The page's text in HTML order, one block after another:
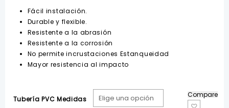
precios:
desde
$0.70
hasta
$16.50
Fácil instalación.
Durable y flexible.
Resistente a la abrasión
Resistente a la corrosión
No permite incrustaciones Estanqueidad
Mayor resistencia al impacto
Tubería PVC Medidas
Compare